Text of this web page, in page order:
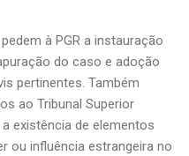
à PGR a instauração
do caso e adoção
pertinentes. Também
ao Tribunal Superior
existência de elementos
ou influência estrangeira no